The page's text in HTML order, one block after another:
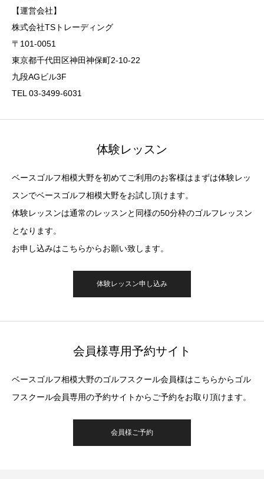
【運営会社】
株式会社TSトレーディング
〒101-0051
東京都千代田区神田神保町2-10-22
九段AGビル3F
TEL 03-3499-6031
体験レッスン
ベースゴルフ相模大野を初めてご利用のお客様はまずは体験レッ
スンでベースゴルフ相模大野をお試し頂けます。
体験レッスンは通常のレッスンと同様の50分枠のゴルフレッスン
となります。
お申し込みはこちらからお願い致します。
体験レッスン申し込み
会員様専用予約サイト
ベースゴルフ相模大野のゴルフスクール会員様はこちらからゴル
フスクール会員専用の予約サイトからご予約をお取り頂けます。
会員様ご予約